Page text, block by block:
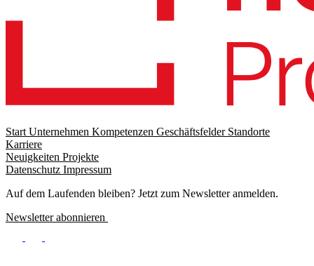
Footer
menu
Start Unternehmen Kompetenzen Geschäftsfelder Standorte
Karriere
Footer
Meta
Neuigkeiten Projekte
Datenschutz Impressum
Auf dem Laufenden bleiben? Jetzt zum Newsletter anmelden.
Newsletter abonnieren